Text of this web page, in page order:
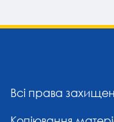
Всі права